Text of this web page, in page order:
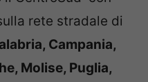
rete stradale di
Campania,
Molise, Puglia,